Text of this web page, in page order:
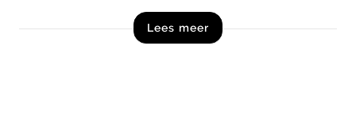
waardoor verschillende opstellingen mogelijk zijn
Lees meer